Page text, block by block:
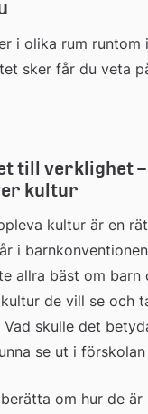
i olika rum runtom
sker får du veta
till verklighet –
kultur
kultur är en
i
allra bäst om barn
de vill se och
skulle det
se ut i
om hur de är